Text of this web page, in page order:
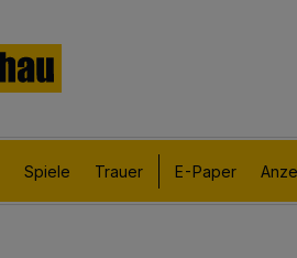
Spiele Trauer E-Paper